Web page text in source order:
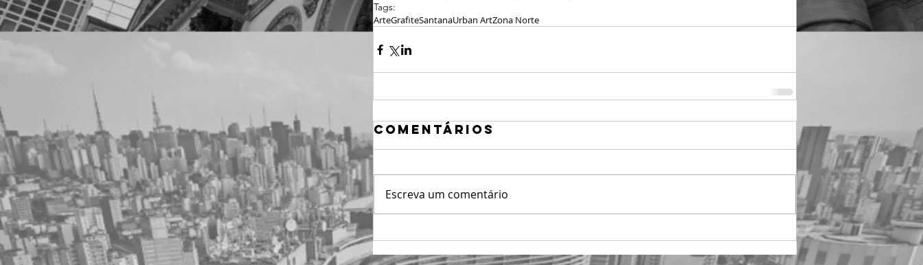
Tags:
ArteGrafiteSantanaUrban ArtZona Norte
Comentários
Escreva um comentário